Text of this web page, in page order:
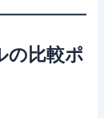
の比較ポ